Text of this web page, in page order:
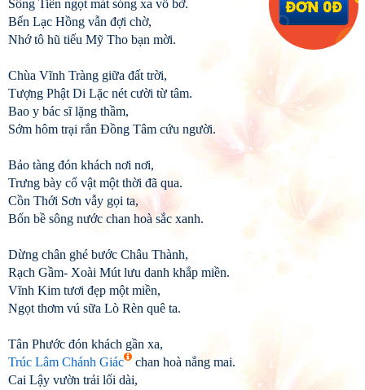
Sông Tiền ngọt mát sóng xa vỗ bờ.
Bến Lạc Hồng vẫn đợi chờ,
Nhớ tô hũ tiếu Mỹ Tho bạn mời.
Chùa Vĩnh Tràng giữa đất trời,
Tượng Phật Di Lặc nét cười từ tâm.
Bao y bác sĩ lặng thầm,
Sớm hôm trại rắn Đồng Tâm cứu người.
Bảo tàng đón khách nơi nơi,
Trưng bày cổ vật một thời đã qua.
Cồn Thới Sơn vẫy gọi ta,
Bốn bề sông nước chan hoà sắc xanh.
Dừng chân ghé bước Châu Thành,
Rạch Gầm- Xoài Mút lưu danh khắp miền.
Vĩnh Kim tươi đẹp một miền,
Ngọt thơm vú sữa Lò Rèn quê ta.
Tân Phước đón khách gần xa,
Trúc Lâm Chánh Giác
chan hoà nắng mai.
Cai Lậy vườn trải lối dài,